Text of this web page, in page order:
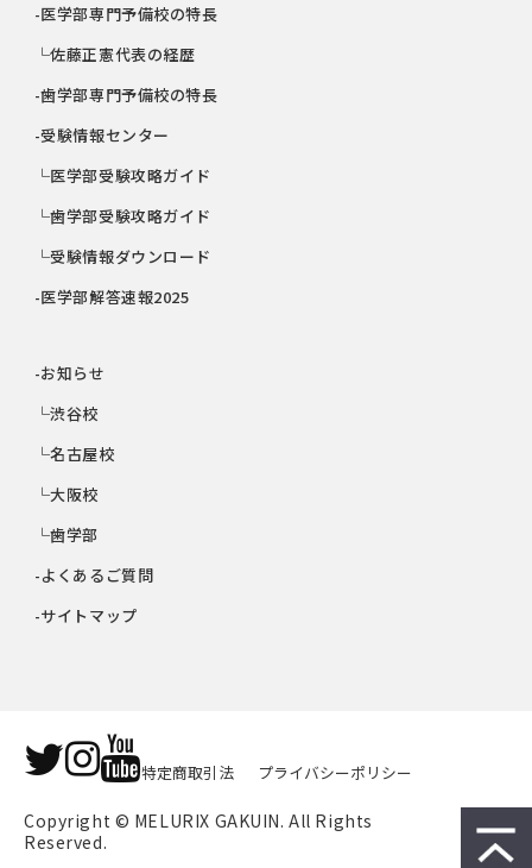
-医学部専門予備校の特長
└佐藤正憲代表の経歴
-歯学部専門予備校の特長
-受験情報センター
└医学部受験攻略ガイド
└歯学部受験攻略ガイド
└受験情報ダウンロード
-医学部解答速報2025
-お知らせ
└渋谷校
└名古屋校
└大阪校
└歯学部
-よくあるご質問
-サイトマップ
特定商取引法 プライバシーポリシー
Copyright © MELURIX GAKUIN. All Rights
Reserved.